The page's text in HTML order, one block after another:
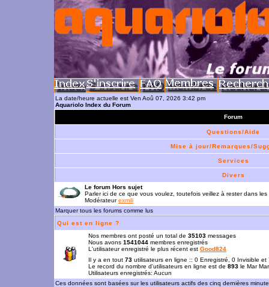
La date/heure actuelle est Ven Aoû 07, 2026 3:42 pm
Aquariolo Index du Forum
Forum
Questions/Aide
Mise à jour/Remarques/
Services
Divers
Le forum Hors sujet
Parler ici de ce que vous voulez, toutefois veillez à rester dans les
Modérateurexmili
Marquer tous les forums comme lus
Qui est en ligne ?
Nos membres ont posté un total de 35103 messages
Nous avons 1541044 membres enregistrés
L'utilisateur enregistré le plus récent est Good824
Il y a en tout 73 utilisateurs en ligne :: 0 Enregistré, 0 Invisible
Le record du nombre d'utilisateurs en ligne est de 893 le Mar
Utilisateurs enregistrés: Aucun
Ces données sont basées sur les utilisateurs actifs des cinq dernières